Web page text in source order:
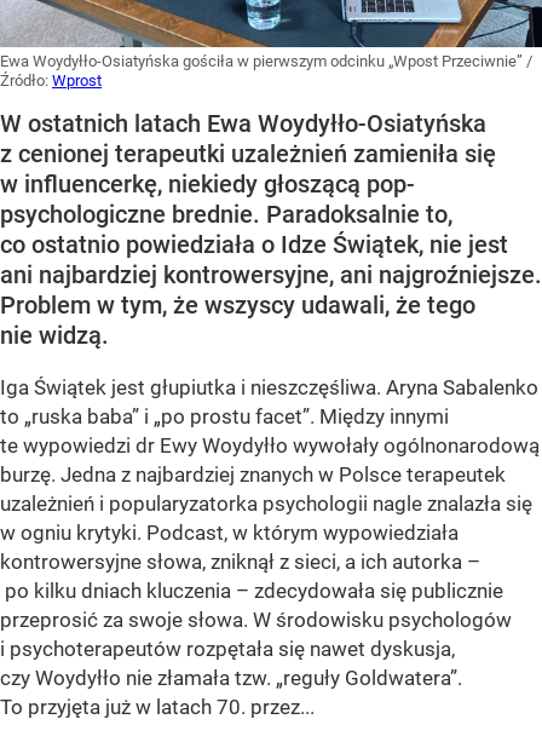
Ewa Woydyłło-Osiatyńska gościła w pierwszym odcinku „Wpost Przeciwnie” /
Źródło: Wprost
W ostatnich latach Ewa Woydyłło-Osiatyńska
z cenionej terapeutki uzależnień zamieniła się
w influencerkę, niekiedy głoszącą pop-
psychologiczne brednie. Paradoksalnie to,
co ostatnio powiedziała o Idze Świątek, nie jest
ani najbardziej kontrowersyjne, ani najgroźniejsze.
Problem w tym, że wszyscy udawali, że tego
nie widzą.
Iga Świątek jest głupiutka i nieszczęśliwa. Aryna Sabalenko
to „ruska baba” i „po prostu facet”. Między innymi
te wypowiedzi dr Ewy Woydyłło wywołały ogólnonarodową
burzę. Jedna z najbardziej znanych w Polsce terapeutek
uzależnień i popularyzatorka psychologii nagle znalazła się
w ogniu krytyki. Podcast, w którym wypowiedziała
kontrowersyjne słowa, zniknął z sieci, a ich autorka –
po kilku dniach kluczenia – zdecydowała się publicznie
przeprosić za swoje słowa. W środowisku psychologów
i psychoterapeutów rozpętała się nawet dyskusja,
czy Woydyłło nie złamała tzw. „reguły Goldwatera”.
To przyjęta już w latach 70. przez...